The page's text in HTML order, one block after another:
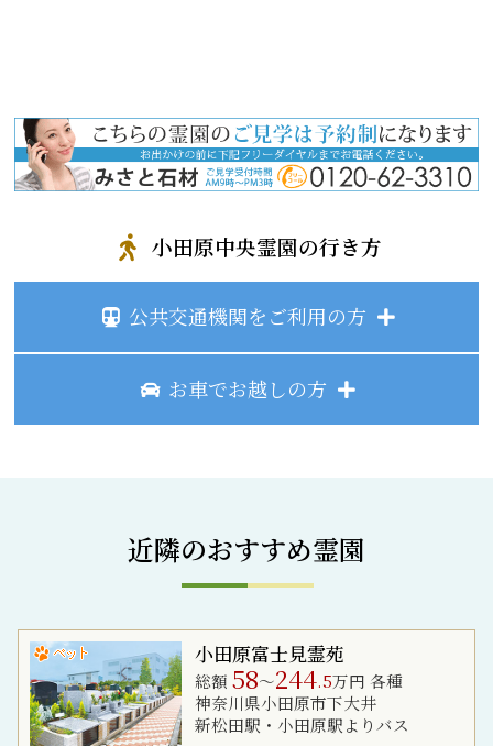
小田原中央霊園の行き方
公共交通機関をご利用の方
お車でお越しの方
近隣のおすすめ霊園
小田原富士見霊苑
総額 58～244.5万円 各種
神奈川県小田原市下大井
新松田駅・小田原駅よりバス